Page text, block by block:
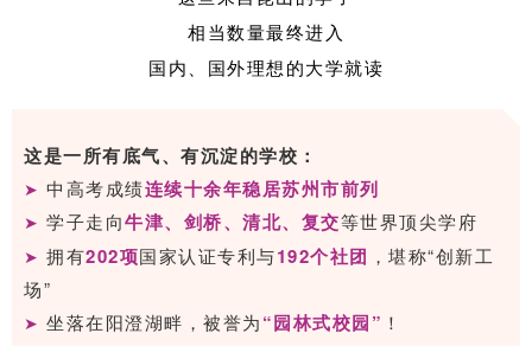
相当数量最终进入
国内、国外理想的大学就读
这是一所有底气、有沉淀的学校：
➤ 中高考成绩连续十余年稳居苏州市前列
➤ 学子走向牛津、剑桥、清北、复交等世界顶尖学府
➤ 拥有202项国家认证专利与192个社团 ，堪称“创新工
场”
➤ 坐落在阳澄湖畔，被誉为“园林式校园” ！